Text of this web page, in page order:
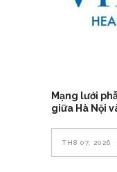
Mạng lưới
giữa Hà Nội
TH8 07, 2026